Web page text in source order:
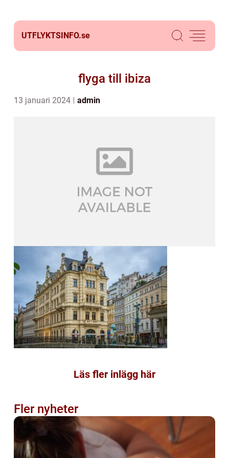
UTFLYKTSINFO.se
flyga till ibiza
13 januari 2024 admin
Läs fler inlägg här
Fler nyheter